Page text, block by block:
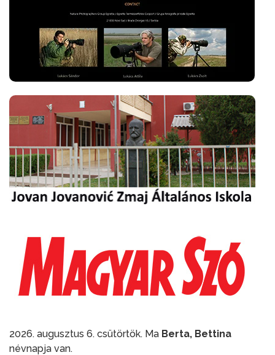
2026. augusztus 6. csütörtök. Ma Berta, Bettina
névnapja van.